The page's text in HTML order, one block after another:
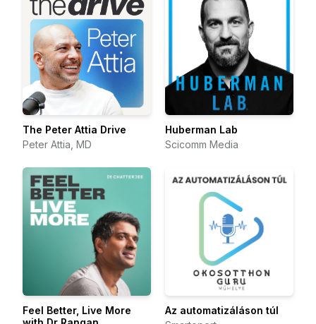
The Peter Attia Drive
Peter Attia, MD
Huberman Lab
Scicomm Media
Feel Better, Live More
Az automatizáláson túl